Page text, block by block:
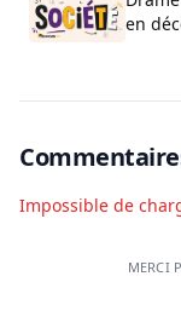
en
Impossible de
MERCI